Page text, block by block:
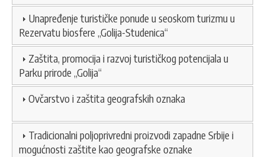
Unapređenje turističke ponude u seoskom turizmu u
Rezervatu biosfere „Golija-Studenica“
Zaštita, promocija i razvoj turističkog potencijala u
Parku prirode „Golija“
Ovčarstvo i zaštita geografskih oznaka
Tradicionalni poljoprivredni proizvodi zapadne Srbije i
mogućnosti zaštite kao geografske oznake